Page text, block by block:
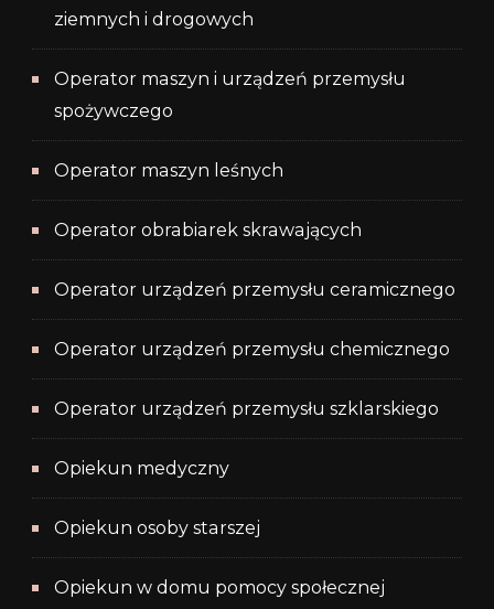
ziemnych i drogowych
Operator maszyn i urządzeń przemysłu
spożywczego
Operator maszyn leśnych
Operator obrabiarek skrawających
Operator urządzeń przemysłu ceramicznego
Operator urządzeń przemysłu chemicznego
Operator urządzeń przemysłu szklarskiego
Opiekun medyczny
Opiekun osoby starszej
Opiekun w domu pomocy społecznej